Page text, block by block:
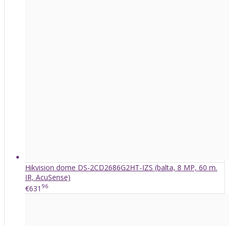
Hikvision dome DS-2CD2686G2HT-IZS (balta, 8 MP, 60 m.
IR, AcuSense)
€631 96